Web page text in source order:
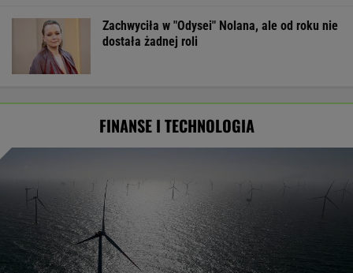
Zachwyciła w "Odysei" Nolana, ale od roku nie
dostała żadnej roli
FINANSE I TECHNOLOGIA